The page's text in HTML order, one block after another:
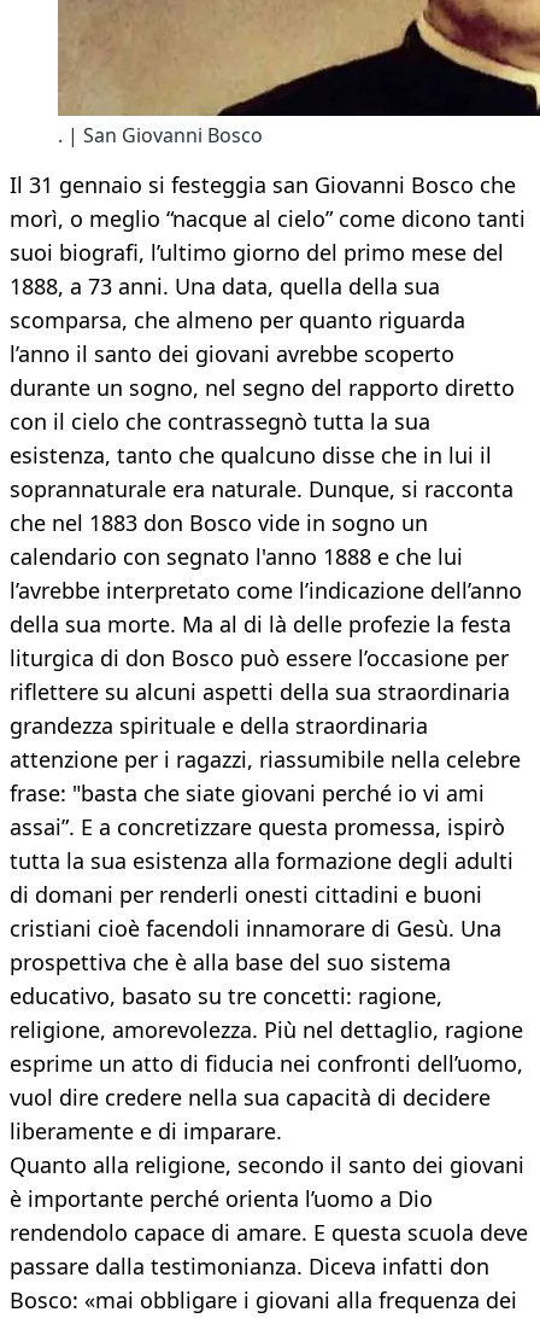
. | San Giovanni Bosco
Il 31 gennaio si festeggia san Giovanni Bosco che
morì, o meglio “nacque al cielo” come dicono tanti
suoi biografi, l’ultimo giorno del primo mese del
1888, a 73 anni. Una data, quella della sua
scomparsa, che almeno per quanto riguarda
l’anno il santo dei giovani avrebbe scoperto
durante un sogno, nel segno del rapporto diretto
con il cielo che contrassegnò tutta la sua
esistenza, tanto che qualcuno disse che in lui il
soprannaturale era naturale. Dunque, si racconta
che nel 1883 don Bosco vide in sogno un
calendario con segnato l'anno 1888 e che lui
l’avrebbe interpretato come l’indicazione dell’anno
della sua morte. Ma al di là delle profezie la festa
liturgica di don Bosco può essere l’occasione per
riflettere su alcuni aspetti della sua straordinaria
grandezza spirituale e della straordinaria
attenzione per i ragazzi, riassumibile nella celebre
frase: "basta che siate giovani perché io vi ami
assai”. E a concretizzare questa promessa, ispirò
tutta la sua esistenza alla formazione degli adulti
di domani per renderli onesti cittadini e buoni
cristiani cioè facendoli innamorare di Gesù. Una
prospettiva che è alla base del suo sistema
educativo, basato su tre concetti: ragione,
religione, amorevolezza. Più nel dettaglio, ragione
esprime un atto di fiducia nei confronti dell’uomo,
vuol dire credere nella sua capacità di decidere
liberamente e di imparare.
Quanto alla religione, secondo il santo dei giovani
è importante perché orienta l’uomo a Dio
rendendolo capace di amare. E questa scuola deve
passare dalla testimonianza. Diceva infatti don
Bosco: «mai obbligare i giovani alla frequenza dei